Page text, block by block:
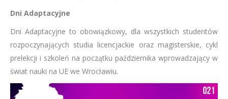
Dni Adaptacyjne
Dni Adaptacyjne to obowiązkowy, dla wszystkich studentów
rozpoczynających studia licencjackie oraz magisterskie, cykl
prelekcji i szkoleń na początku października wprowadzający w
świat nauki na UE we Wrocławiu.